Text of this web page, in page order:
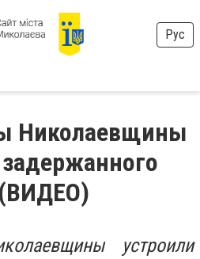
Рус
Николаевщины
устроили